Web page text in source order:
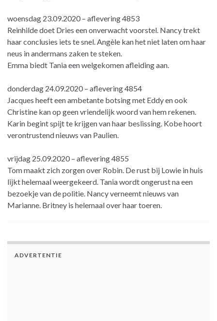
woensdag 23.09.2020 – aflevering 4853
Reinhilde doet Dries een onverwacht voorstel. Nancy trekt
haar conclusies iets te snel. Angèle kan het niet laten om haar
neus in andermans zaken te steken.
Emma biedt Tania een welgekomen afleiding aan.
donderdag 24.09.2020 – aflevering 4854
Jacques heeft een ambetante botsing met Eddy en ook
Christine kan op geen vriendelijk woord van hem rekenen.
Karin begint spijt te krijgen van haar beslissing. Kobe hoort
verontrustend nieuws van Paulien.
vrijdag 25.09.2020 – aflevering 4855
Tom maakt zich zorgen over Robin. De rust bij Lowie in huis
lijkt helemaal weergekeerd. Tania wordt ongerust na een
bezoekje van de politie. Nancy verneemt nieuws van
Marianne. Britney is helemaal over haar toeren.
ADVERTENTIE